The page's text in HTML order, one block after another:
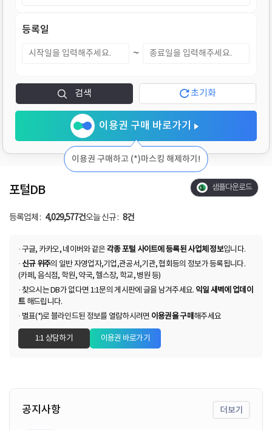
등록일
~
검색 초기화
이용권 구매 바로가기
이용권 구매하고 (*)마스킹 해제하기!
포털DB
등록업체 : 4,029,577건오늘 신규 : 8건
샘플다운로드
· 구글, 카카오, 네이버와 같은 각종 포털 사이트에 등록된 사업체 정보입니다.
· 신규 위주의 일반 자영업자,기업,관공서,기관, 협회등의 정보가 등록됩니다.
(카페, 음식점, 학원, 약국, 헬스장, 학교, 병원 등)
· 찾으시는 DB가 없다면 1:1문의 게시판에 글을 남겨주세요. 익일 새벽에 업데이
트해드립니다.
· 별표(*)로 블라인드된 정보를 열람하시려면 이용권을 구매 해주세요
1:1 상담하기 이용권 바로가기
공지사항 더보기